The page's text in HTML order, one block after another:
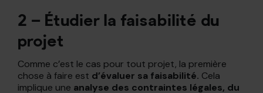
2 – Étudier la faisabilité du
projet
Comme c’est le cas pour tout projet, la première
chose à faire est d’évaluer sa faisabilité. Cela
implique une analyse des contraintes légales, du